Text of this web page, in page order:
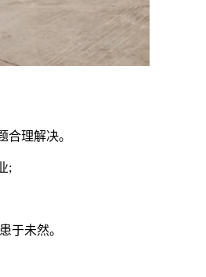
理解决。
;
于未然。